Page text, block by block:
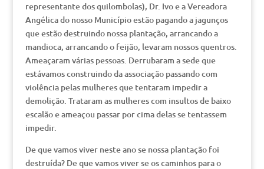
representante dos quilombolas), Dr. Ivo e a Vereadora
Angélica do nosso Município estão pagando a jagunços
que estão destruindo nossa plantação, arrancando a
mandioca, arrancando o feijão, levaram nossos quentros.
Ameaçaram várias pessoas. Derrubaram a sede que
estávamos construindo da associação passando com
violência pelas mulheres que tentaram impedir a
demolição. Trataram as mulheres com insultos de baixo
escalão e ameaçou passar por cima delas se tentassem
impedir.
De que vamos viver neste ano se nossa plantação foi
destruída? De que vamos viver se os caminhos para o